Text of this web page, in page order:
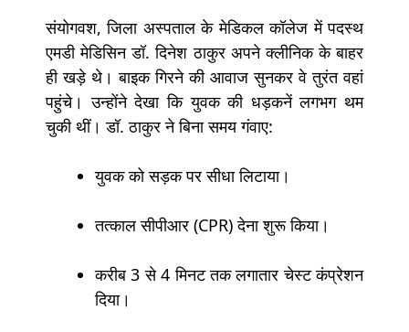
संयोगवश, जिला अस्पताल के मेडिकल कॉलेज में पदस्थ
एमडी मेडिसिन डॉ. दिनेश ठाकुर अपने क्लीनिक के बाहर
ही खड़े थे। बाइक गिरने की आवाज सुनकर वे तुरंत वहां
पहुंचे। उन्होंने देखा कि युवक की धड़कनें लगभग थम
चुकी थीं। डॉ. ठाकुर ने बिना समय गंवाए:
युवक को सड़क पर सीधा लिटाया।
तत्काल सीपीआर (CPR) देना शुरू किया।
करीब 3 से 4 मिनट तक लगातार चेस्ट कंप्रेशन
दिया।